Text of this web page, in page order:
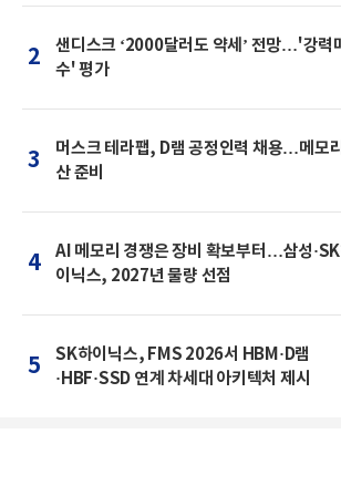
2
샌디스크 ‘2000달러도 약세’ 전망…'강력
수' 평가
3
머스크 테라팹, D램 공정인력 채용…메모
산 준비
4
AI 메모리 경쟁은 장비 확보부터…삼성
이닉스, 2027년 물량 선점
5
SK하이닉스, FMS 2026서 HBM·D램
·HBF·SSD 연계 차세대 아키텍처 제시